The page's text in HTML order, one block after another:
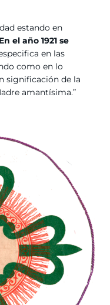
estando en
En el año 1921 se
en las
como en lo
significación de la
amantísima.”